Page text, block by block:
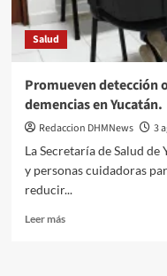
de
pesos
para
salvar
vidas
en
Yucatán.
Salud
Promueven detección
demencias en Yucatán.
Redaccion DHMNews
3
La Secretaría de Salud
y personas cuidadoras
reducir...
Leer másLeer